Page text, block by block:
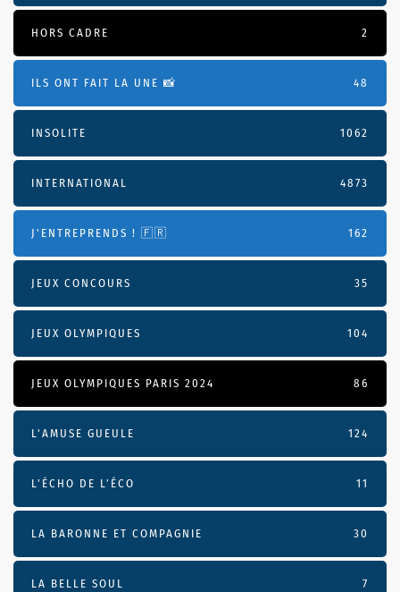
HORS CADRE 2
ILS ONT FAIT LA UNE 📸 48
INSOLITE 1062
INTERNATIONAL 4873
J'ENTREPRENDS ! 🇫🇷 162
JEUX CONCOURS 35
JEUX OLYMPIQUES 104
JEUX OLYMPIQUES PARIS 2024 86
L'AMUSE GUEULE 124
L’ÉCHO DE L’ÉCO 11
LA BARONNE ET COMPAGNIE 30
LA BELLE SOUL 7